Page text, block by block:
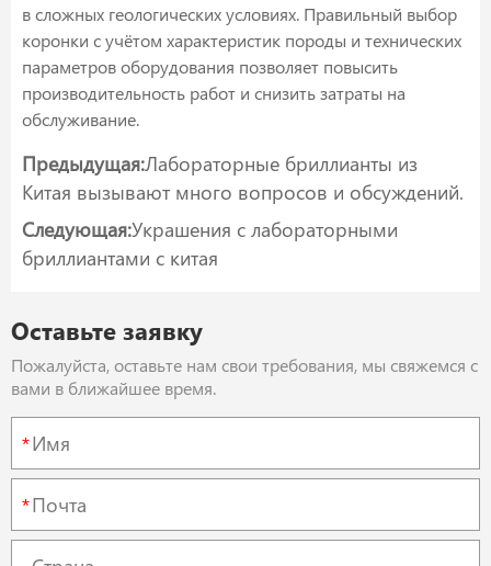
в сложных геологических условиях. Правильный выбор
коронки с учётом характеристик породы и технических
параметров оборудования позволяет повысить
производительность работ и снизить затраты на
обслуживание.
Предыдущая:Лабораторные бриллианты из
Китая вызывают много вопросов и обсуждений.
Следующая:Украшения с лабораторными
бриллиантами с китая
Оставьте заявку
Пожалуйста, оставьте нам свои требования, мы свяжемся с
вами в ближайшее время.
*
*